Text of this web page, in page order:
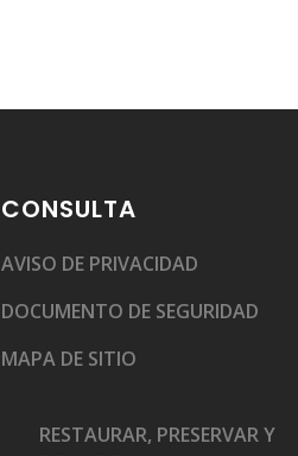
CONSULTA
AVISO DE PRIVACIDAD
DOCUMENTO DE SEGURIDAD
MAPA DE SITIO
RESTAURAR, PRESERVAR Y